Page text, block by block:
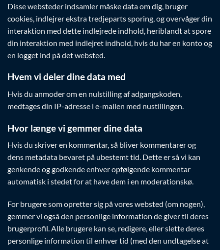
Disse websteder indsamler måske data om dig, bruger
cookies, indlejrer ekstra tredjeparts sporing, og overvåger din
interaktion med dette indlejrede indhold, heriblandt at spore
din interaktion med indlejret indhold, hvis du har en konto og
en logget ind på det websted.
Hvem vi deler dine data med
Hvis du anmoder om en nulstilling af adgangskoden,
medtages din IP-adresse i e-mailen med nustillingen.
Hvor længe vi gemmer dine data
Hvis du skriver en kommentar, så bliver kommentarer og
dens metadata bevaret på ubestemt tid. Dette er så vi kan
genkende og godkende enhver opfølgende kommentar
automatisk i stedet for at have dem i en moderationskø.
For brugere som opretter sig på vores websted (om nogen),
gemmer vi også den personlige information de giver til deres
brugerprofil. Alle brugere kan se, redigere, eller slette deres
personlige information til enhver tid (med den undtagelse at